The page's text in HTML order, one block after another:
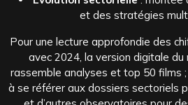
et des stratégies
Pour une lecture approfondie des
avec 2024, la version digitale du
rassemble analyses et top 50 films
à se référer aux dossiers sectoriels